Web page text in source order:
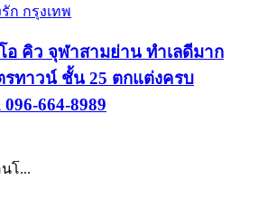
ก กรุงเทพ
อ คิว จุฬาสามย่าน ทำเลดีมาก
ทาวน์ ชั้น 25 ตกแต่งครบ
664-8989
นโ...